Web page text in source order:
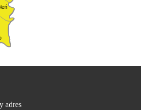
adres